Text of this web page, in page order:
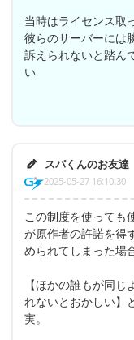
当時はライセンス取
彼らのサーバーには
訴えられないと踏ん
い
スパくんのお友達
2025-05-27 16:10:30
この制度を使っても
が原作者の許諾を得
められてしまった場合
【ほかの誰もが同
れないとおかしい】
実。